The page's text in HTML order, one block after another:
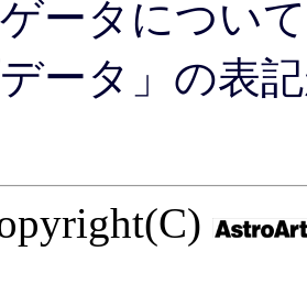
ータについ
ータ」の表